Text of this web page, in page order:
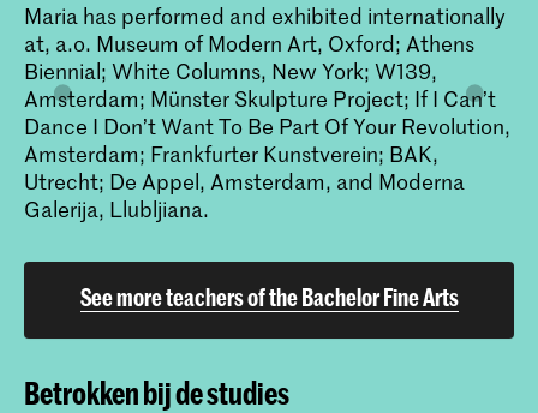
Maria has performed and exhibited internationally
at, a.o. Museum of Modern Art, Oxford; Athens
Biennial; White Columns, New York; W139,
Amsterdam; Münster Skulpture Project; If I Can’t
Dance I Don’t Want To Be Part Of Your Revolution,
Amsterdam; Frankfurter Kunstverein; BAK,
Utrecht; De Appel, Amsterdam, and Moderna
Galerija, Llubljiana.
See more teachers of the Bachelor Fine Arts
Betrokken bij de studies